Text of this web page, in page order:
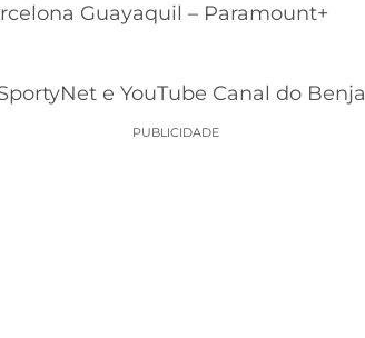
Guayaquil – Paramount+
e YouTube Canal do Benja
PUBLICIDADE